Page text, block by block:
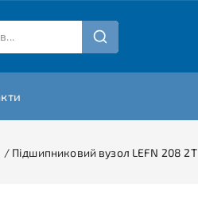
/ Підшипниковий вузол LEFN 208 2T